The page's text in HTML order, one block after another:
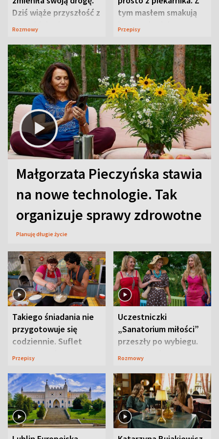
Dziś wiąże przyszłość z
neurobiologią
Rozmowy
tym masłem smakują
jeszcze lepiej
Przepisy
Małgorzata Pieczyńska stawia
na nowe technologie. Tak
organizuje sprawy zdrowotne
Planuję długie życie
Takiego śniadania nie
przygotowuje się
codziennie. Suflet
serowy zachwyca
Przepisy
Uczestniczki
„Sanatorium miłości”
przeszły po wybiegu.
Te stylizacje
Rozmowy